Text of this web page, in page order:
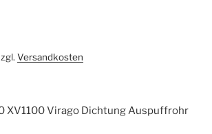
Versandkosten
XV1100 Virago Dichtung Auspuffrohr